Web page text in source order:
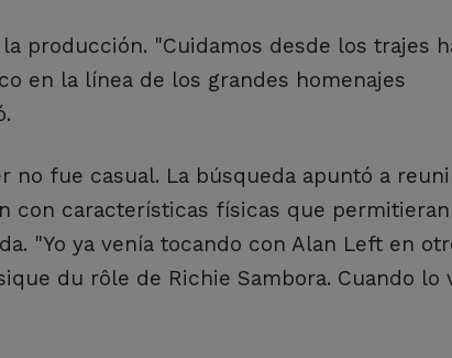
producción. "Cuidamos desde los trajes
en la línea de los grandes homenajes
no fue casual. La búsqueda apuntó a
con características físicas que permitieran
"Yo ya venía tocando con Alan Left en
du rôle de Richie Sambora. Cuando lo